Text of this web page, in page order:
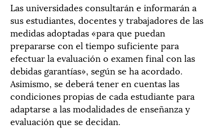
Las universidades consultarán e informarán a
sus estudiantes, docentes y trabajadores de las
medidas adoptadas «para que puedan
prepararse con el tiempo suficiente para
efectuar la evaluación o examen final con las
debidas garantías», según se ha acordado.
Asimismo, se deberá tener en cuentas las
condiciones propias de cada estudiante para
adaptarse a las modalidades de enseñanza y
evaluación que se decidan.